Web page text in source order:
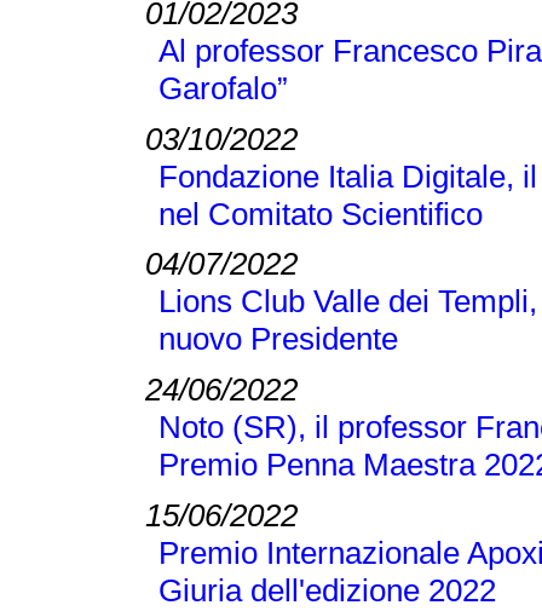
01/02/2023
Al professor Francesco
Garofalo”
03/10/2022
Fondazione Italia Digitale,
nel Comitato Scientifico
04/07/2022
Lions Club Valle dei
nuovo Presidente
24/06/2022
Noto (SR), il professor
Premio Penna Maestra
15/06/2022
Premio Internazionale
Giuria dell'edizione 2022